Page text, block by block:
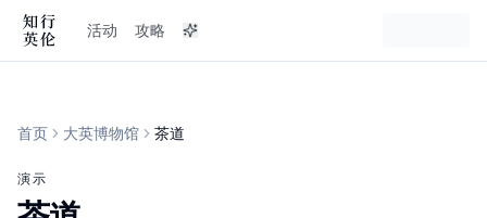
活动 攻略
首页 大英博物馆 茶道
演示